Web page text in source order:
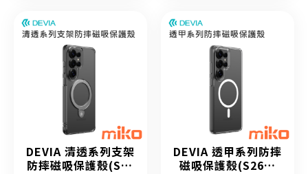
DEVIA 清透系列支架
防摔磁吸保護殼(S26
DEVIA 透甲系列防摔
磁吸保護殼(S26系